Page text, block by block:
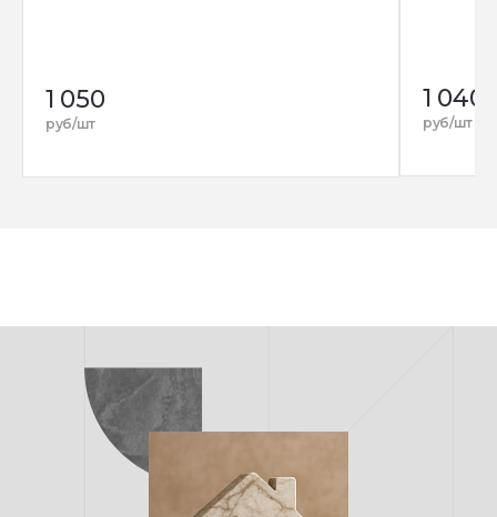
1 050
руб/шт
1 040
руб/шт